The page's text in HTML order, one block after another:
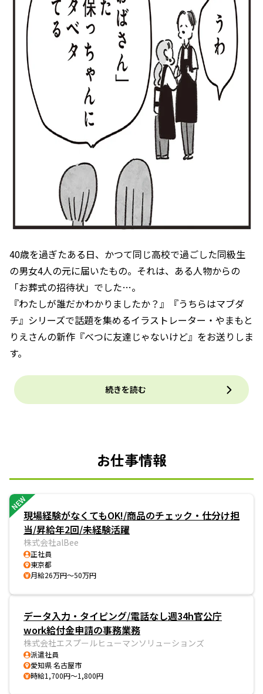
40歳を過ぎたある日、かつて同じ高校で過ごした同級生
の男女4人の元に届いたもの。それは、ある人物からの
「お葬式の招待状」でした…。
『わたしが誰だかわかりましたか？』『うちらはマブダ
チ』シリーズで話題を集めるイラストレーター・やまもと
りえさんの新作『べつに友達じゃないけど』をお送りしま
す。
続きを読む
お仕事情報
NEW
現場経験がなくてもOK!/商品のチェック・仕分け担
当/昇給年2回/未経験活躍
株式会社alBee
正社員
東京都
月給26万円～50万円
データ入力・タイピング/電話なし週34h官公庁
work給付金申請の事務業務
株式会社エスプールヒューマンソリューションズ
派遣社員
愛知県 名古屋市
時給1,700円～1,800円